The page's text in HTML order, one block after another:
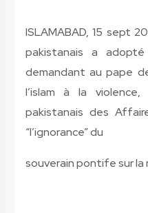
ISLAMABAD, 15 sept
pakistanais a
demandant au pape
l’islam à la
pakistanais des
“l’ignorance” du
souverain pontife sur la